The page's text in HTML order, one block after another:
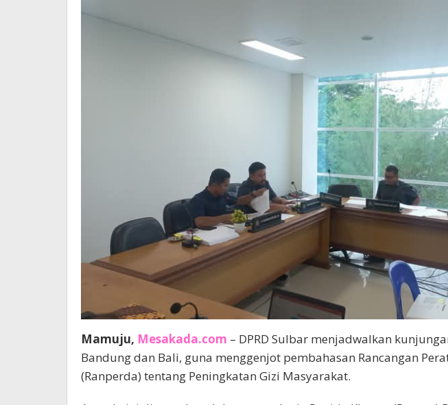
Mamuju, Mesakada.com – DPRD Sulbar menjadwalkan
Bandung dan Bali, guna menggenjot pembahasan Rancangan
(Ranperda) tentang Peningkatan Gizi Masyarakat.